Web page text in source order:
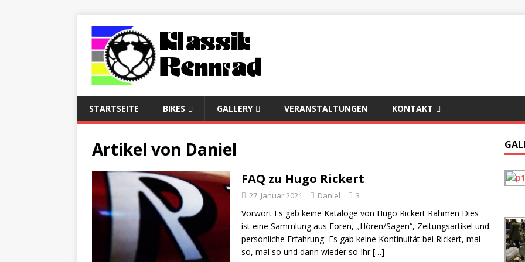
STARTSEITE BIKES GALLERY VERANSTALTUNGEN KONTAKT
Artikel von Daniel
FAQ zu Hugo Rickert
27. Januar 2021 Daniel 3
Vorwort Es gab keine Kataloge von Hugo Rickert Rahmen Dies
ist eine Sammlung aus Foren, „Hören/Sagen“, Zeitungsartikel und
persönliche Erfahrung Es gab keine Kontinuität bei Rickert, mal
so, mal so und dann wieder so Ihr[…]